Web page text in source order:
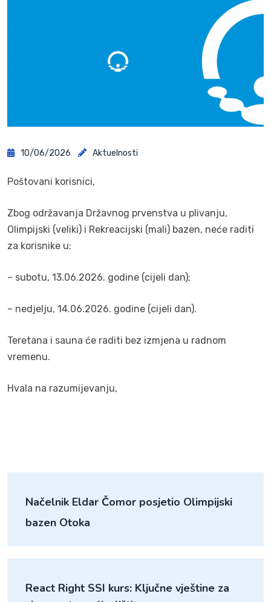
10/06/2026 Aktuelnosti
Poštovani korisnici,
Zbog održavanja Državnog prvenstva u plivanju,
Olimpijski (veliki) i Rekreacijski (mali) bazen, neće raditi
za korisnike u:
– subotu, 13.06.2026. godine (cijeli dan);
– nedjelju, 14.06.2026. godine (cijeli dan).
Teretana i sauna će raditi bez izmjena u radnom
vremenu.
Hvala na razumijevanju,
Načelnik Eldar Čomor posjetio Olimpijski
bazen Otoka
React Right SSI kurs: Ključne vještine za